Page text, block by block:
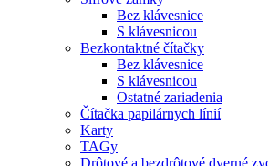
Bez klávesnice
S klávesnicou
Bezkontaktné čítačky
Bez klávesnice
S klávesnicou
Ostatné zariadenia
Čítačka papilárnych línií
Karty
TAGy